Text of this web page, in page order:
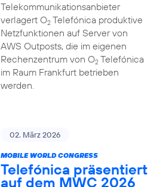
Telekommunikationsanbieter
verlagert O2Telefónica produktive
Netzfunktionen auf Server von
AWS Outposts, die im eigenen
Rechenzentrum von O2Telefónica
im Raum Frankfurt betrieben
werden.
02. März 2026
MOBILE WORLD CONGRESS
Telefónica präsentiert
auf dem MWC 2026